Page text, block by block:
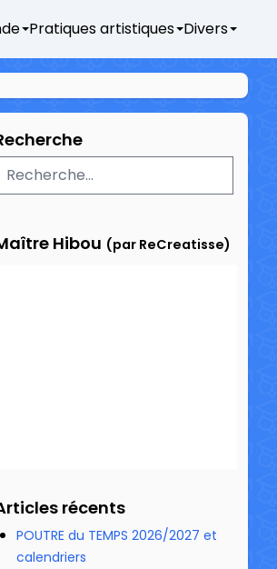
Pratiques artistiques Divers
Hibou (par ReCreatisse)
récents
POUTRE du TEMPS 2026/2027 et
calendriers